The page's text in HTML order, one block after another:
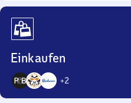
Einkaufen
+2
5